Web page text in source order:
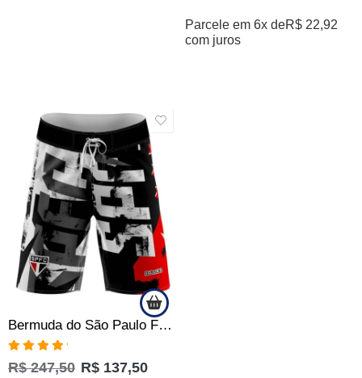
Parcele em 6x deR$ 22,92
com juros
SALE
Bermuda do São Paulo FC Quebrada Masculina Tactel c Elastano | Oficial
Avaliação
5.00de 5
R$247,50 R$ 137,50